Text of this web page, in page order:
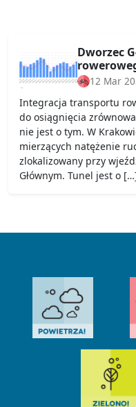
Dworzec
12 Mar
Integracja transportu
do osiągnięcia
nie jest o tym. W
mierzących natężenie
zlokalizowany przy
Głównym. Tunel jest o